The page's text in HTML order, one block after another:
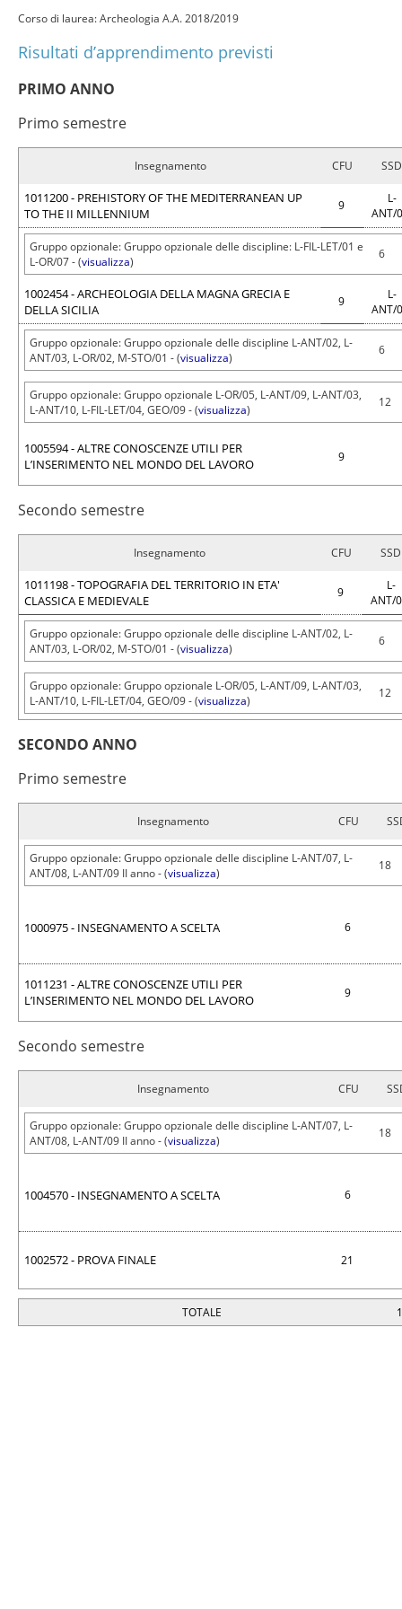
Corso di laurea: Archeologia A.A. 2018/2019
Risultati d’apprendimento previsti
PRIMO ANNO
Primo semestre
Insegnamento CFU SSD
1011200 - PREHISTORY OF THE MEDITERRANEAN UP
TO THE II MILLENNIUM
9
L-
ANT/
Gruppo opzionale: Gruppo opzionale delle discipline: L-FIL-LET/01 e
L-OR/07 - (visualizza)
6
1002454 - ARCHEOLOGIA DELLA MAGNA GRECIA E
DELLA SICILIA
9
L-
ANT/
Gruppo opzionale: Gruppo opzionale delle discipline L-ANT/02, L-
ANT/03, L-OR/02, M-STO/01 - (visualizza)
6
Gruppo opzionale: Gruppo opzionale L-OR/05, L-ANT/09, L-ANT/03,
L-ANT/10, L-FIL-LET/04, GEO/09 - (visualizza)
12
1005594 - ALTRE CONOSCENZE UTILI PER
L’INSERIMENTO NEL MONDO DEL LAVORO
9
Secondo semestre
Insegnamento CFU SSD
1011198 - TOPOGRAFIA DEL TERRITORIO IN ETA'
CLASSICA E MEDIEVALE
9
L-
ANT/
Gruppo opzionale: Gruppo opzionale delle discipline L-ANT/02, L-
ANT/03, L-OR/02, M-STO/01 - (visualizza)
6
Gruppo opzionale: Gruppo opzionale L-OR/05, L-ANT/09, L-ANT/03,
L-ANT/10, L-FIL-LET/04, GEO/09 - (visualizza)
12
SECONDO ANNO
Primo semestre
Insegnamento CFU
Gruppo opzionale: Gruppo opzionale delle discipline L-ANT/07, L-
ANT/08, L-ANT/09 II anno - (visualizza)
18
1000975 - INSEGNAMENTO A SCELTA 6
1011231 - ALTRE CONOSCENZE UTILI PER
L’INSERIMENTO NEL MONDO DEL LAVORO
9
Secondo semestre
Insegnamento CFU
Gruppo opzionale: Gruppo opzionale delle discipline L-ANT/07, L-
ANT/08, L-ANT/09 II anno - (visualizza)
18
1004570 - INSEGNAMENTO A SCELTA 6
1002572 - PROVA FINALE 21
TOTALE